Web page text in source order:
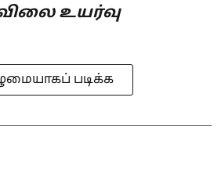
உயர்வு
படிக்க